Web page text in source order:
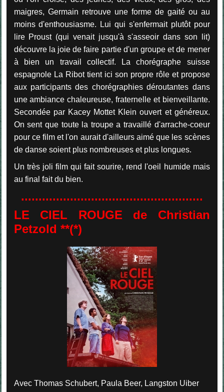
maigres, Germain retrouve une forme de gaité ou au
moins d'enthousiasme. Lui qui s'enfermait plutôt pour
lire Proust (qui venait jusqu'à s'asseoir dans son lit)
découvre la joie de faire partie d'un groupe et de mener
à bien un travail collectif. La chorégraphe suisse
espagnole La Ribot tient ici son propre rôle et propose
aux participants des chorégraphies déroutantes dans
une ambiance chaleureuse, fraternelle et bienveillante.
Secondée par Kacey Mottet Klein ouvert et généreux.
On sent que toute la troupe a travaillé d'arrache-coeur
pour ce film et l'on aurait d'ailleurs aimé que les scènes
de danse soient plus nombreuses et plus longues.
Un très joli film qui fait sourire, rend l'oeil humide mais
au final fait du bien.
....................................................
LE CIEL ROUGE de Christian
Petzold **(*)
Avec Thomas Schubert, Paula Beer, Langston Uiber